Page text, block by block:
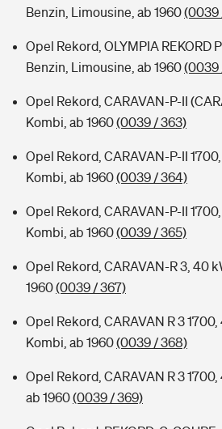
Benzin, Limousine, ab 1960(0039
Opel Rekord, OLYMPIA REKORD
Benzin, Limousine, ab 1960(0039
Opel Rekord, CARAVAN-P-II
Kombi, ab 1960(0039 / 363)
Opel Rekord, CARAVAN-P-II
Kombi, ab 1960(0039 / 364)
Opel Rekord, CARAVAN-P-II
Kombi, ab 1960(0039 / 365)
Opel Rekord, CARAVAN-R 3, 40
1960(0039 / 367)
Opel Rekord, CARAVAN R 3 1700,
Kombi, ab 1960(0039 / 368)
Opel Rekord, CARAVAN R 3
ab 1960(0039 / 369)